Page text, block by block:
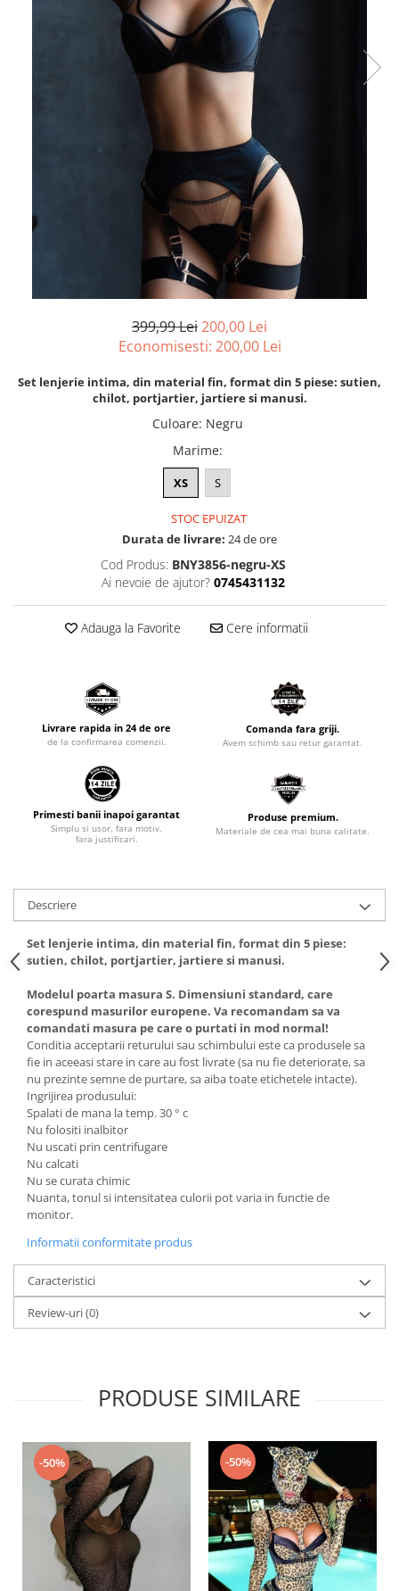
399,99 Lei200,00 Lei
Economisesti: 200,00 Lei
Set lenjerie intima, din material fin, format din 5 piese: sutien,
chilot, portjartier, jartiere si manusi.
Culoare: Negru
Marime:
XS S
STOC EPUIZAT
Durata de livrare: 24 de ore
Cod Produs: BNY3856-negru-XS
Ai nevoie de ajutor? 0745431132
Adauga la Favorite Cere informatii
Livrare rapida in 24 de ore
de la confirmarea comenzii.
Comanda fara griji.
Avem schimb sau retur garantat.
Primesti banii inapoi garantat
Simplu si usor, fara motiv,
fara justificari.
Produse premium.
Materiale de cea mai buna calitate.
Descriere
Set lenjerie intima, din material fin, format din 5 piese:
sutien, chilot, portjartier, jartiere si manusi.
Modelul poarta masura S. Dimensiuni standard, care
corespund masurilor europene. Va recomandam sa va
comandati masura pe care o purtati in mod normal!
Conditia acceptarii returului sau schimbului este ca produsele sa
fie in aceeasi stare in care au fost livrate (sa nu fie deteriorate, sa
nu prezinte semne de purtare, sa aiba toate etichetele intacte).
Ingrijirea produsului:
Spalati de mana la temp. 30 ° c
Nu folositi inalbitor
Nu uscati prin centrifugare
Nu calcati
Nu se curata chimic
Nuanta, tonul si intensitatea culorii pot varia in functie de
monitor.
Informatii conformitate produs
Caracteristici
Review-uri(0)
PRODUSE SIMILARE
-50% -50%